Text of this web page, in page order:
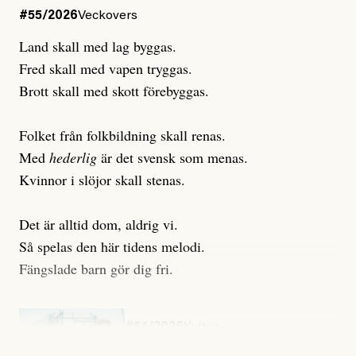
#55/2026Veckovers
Land skall med lag byggas.
Fred skall med vapen tryggas.
Brott skall med skott förebyggas.
Folket från folkbildning skall renas.
Med hederlig är det svensk som menas.
Kvinnor i slöjor skall stenas.
Det är alltid dom, aldrig vi.
Så spelas den här tidens melodi.
Fängslade barn gör dig fri.